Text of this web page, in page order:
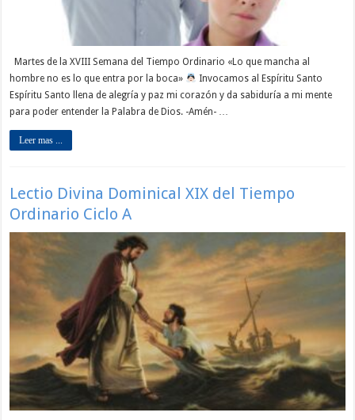
Martes de la XVIII Semana del Tiempo Ordinario «Lo que mancha al
hombre no es lo que entra por la boca»
Invocamos al Espíritu Santo
Espíritu Santo llena de alegría y paz mi corazón y da sabiduría a mi mente
para poder entender la Palabra de Dios. -Amén- …
Leer mas ...
Lectio Divina Dominical XIX del Tiempo
Ordinario Ciclo A